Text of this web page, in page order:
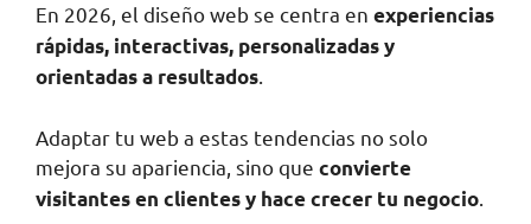
En 2026, el diseño web se centra en experiencias
rápidas, interactivas, personalizadas y
orientadas a resultados.
Adaptar tu web a estas tendencias no solo
mejora su apariencia, sino que convierte
visitantes en clientes y hace crecer tu negocio